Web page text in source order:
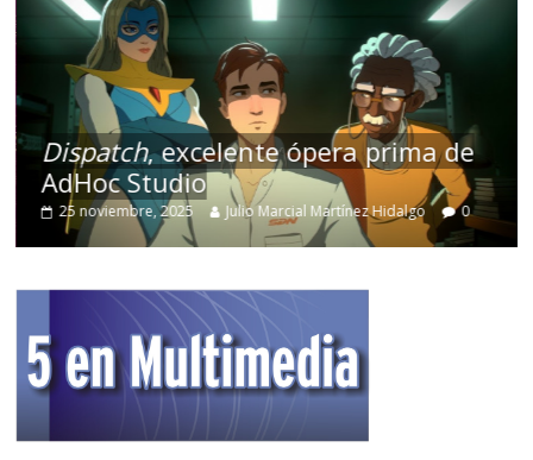
Dispatch, excelente ópera prima de
AdHoc Studio
25 noviembre, 2025 Julio Marcial Martínez Hidalgo 0